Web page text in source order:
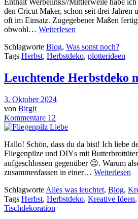
Enthält Werbelinks//Mittlerweile habe
den Cricut Maker, schon seit drei Jahren
oft im Einsatz. Zugegebener Maßen
obwohl… Weiterlesen
Schlagworte Blog, Was sonst noch?
Tags Herbst, Herbstdeko, plotterideen
Leuchtende Herbstdeko
3. Oktober 2024
von Birgit
Kommentare 12
Hallo! Schön, dass du da bist! Ich liebe
Fliegenpilze und DIYs mit
aufgeschlossen gegenüber 😉. Warum
zusammenfassen in einer… Weiterlesen
Schlagworte Alles was leuchtet, Blog,
Tags Herbst, Herbstdeko, Kreative Ideen,
Tischdekoration